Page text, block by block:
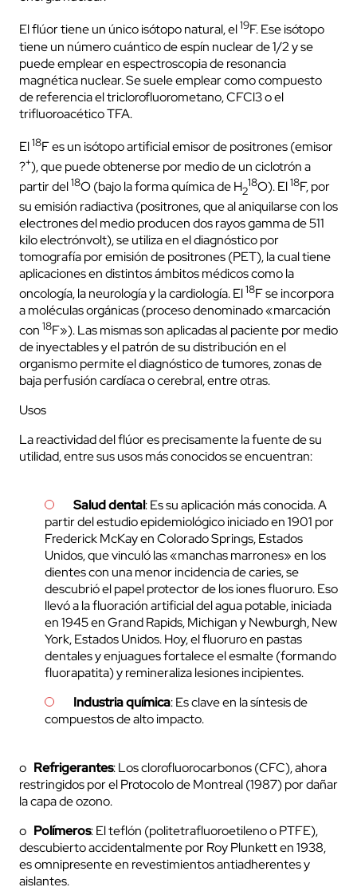
El flúor tiene un único isótopo natural, el19F. Ese isótopo
tiene un número cuántico de espín nuclear de 1/2 y se
puede emplear en espectroscopia de resonancia
magnética nuclear. Se suele emplear como compuesto
de referencia el triclorofluorometano, CFCl3 o el
trifluoroacético TFA.
El18F es un isótopo artificial emisor de positrones (emisor
?+), que puede obtenerse por medio de un ciclotrón a
partir del18O (bajo la forma química de H2
18O). El18F, por
su emisión radiactiva (positrones, que al aniquilarse con los
electrones del medio producen dos rayos gamma de 511
kilo electrónvolt), se utiliza en el diagnóstico por
tomografía por emisión de positrones (PET), la cual tiene
aplicaciones en distintos ámbitos médicos como la
oncología, la neurología y la cardiología. El18F se incorpora
a moléculas orgánicas (proceso denominado «marcación
con 18F»). Las mismas son aplicadas al paciente por medio
de inyectables y el patrón de su distribución en el
organismo permite el diagnóstico de tumores, zonas de
baja perfusión cardíaca o cerebral, entre otras.
Usos
La reactividad del flúor es precisamente la fuente de su
utilidad, entre sus usos más conocidos se encuentran:
Salud dental: Es su aplicación más conocida. A
partir del estudio epidemiológico iniciado en 1901 por
Frederick McKay en Colorado Springs, Estados
Unidos, que vinculó las «manchas marrones» en los
dientes con una menor incidencia de caries, se
descubrió el papel protector de los iones fluoruro. Eso
llevó a la fluoración artificial del agua potable, iniciada
en 1945 en Grand Rapids, Michigan y Newburgh, New
York, Estados Unidos. Hoy, el fluoruro en pastas
dentales y enjuagues fortalece el esmalte (formando
fluorapatita) y remineraliza lesiones incipientes.
Industria química: Es clave en la síntesis de
compuestos de alto impacto.
o Refrigerantes: Los clorofluorocarbonos (CFC), ahora
restringidos por el Protocolo de Montreal (1987) por dañar
la capa de ozono.
o Polímeros: El teflón (politetrafluoroetileno o PTFE),
descubierto accidentalmente por Roy Plunkett en 1938,
es omnipresente en revestimientos antiadherentes y
aislantes.